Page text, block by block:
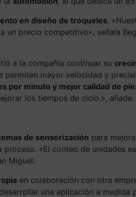
en diseño de troqueles.
precio competitivo», señala
a la compañía continuar su
permiten mayor velocidad y
por minuto y mejor calidad de
los tiempos de ciclo.», añade.
de sensorización para
«El conteo de unidades
Miguel.
en colaboración con otra
una aplicación a